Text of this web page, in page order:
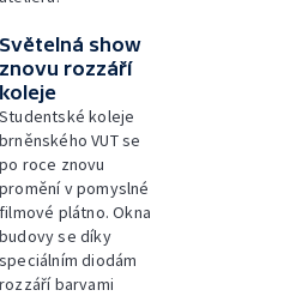
Světelná show
znovu rozzáří
koleje
Studentské koleje
brněnského VUT se
po roce znovu
promění v pomyslné
filmové plátno. Okna
budovy se díky
speciálním diodám
rozzáří barvami